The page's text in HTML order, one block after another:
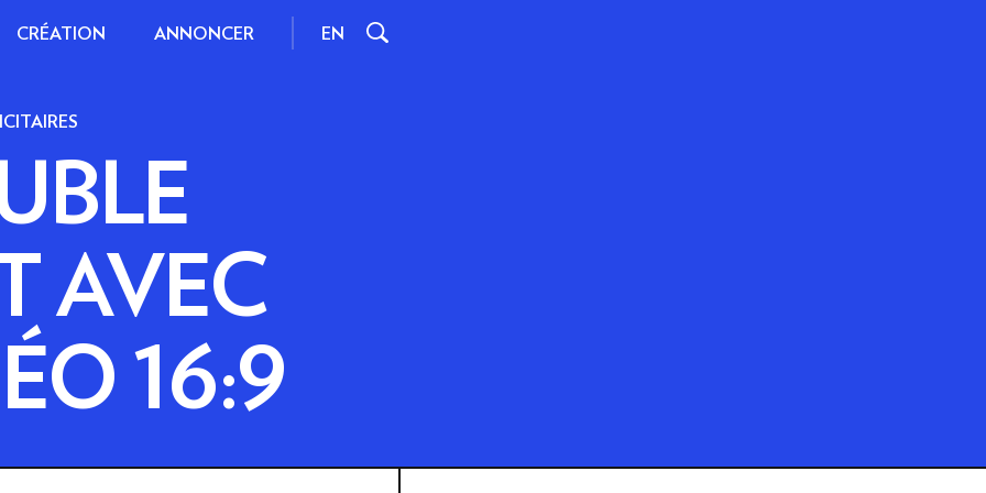
STANDARD
D'IMPACT
CRÉATION
INSPIRATIONS ET
ASTUCES
INTERACTIONS
FORMATS ET POIDS
RESSOURCES
ANNONCER EN
AVEC
16:9